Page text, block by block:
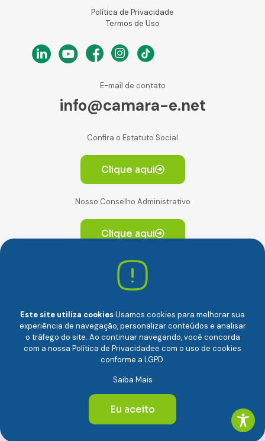
Política de Privacidade
Termos de Uso
E-mail de contato
info@camara-e.net
Confira o Estatuto Social
Clique aqui
Nosso Conselho Administrativo
Clique aqui
Av. Paulista, 2064. Conjunto 14, (Edifício Paulista) -
CEP 01310-928 Consolação – São Paulo/SP
Câmara Brasileira da Economia Digital (camara-e.net) |
Este site utiliza cookiesUsamos cookies para melhorar sua
experiência de navegação, personalizar conteúdos e analisar
o tráfego do site. Ao continuar navegando, você concorda
com a nossa Política de Privacidadee com o uso de cookies
conforme a LGPD.
Saiba Mais
Eu aceito